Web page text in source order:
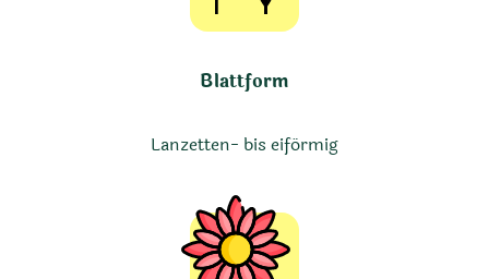
Blattform
Lanzetten- bis eiförmig